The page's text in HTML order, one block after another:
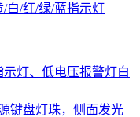
/白/红/绿/蓝指示灯
灯、低电压报警灯白
键盘灯珠，侧面发光